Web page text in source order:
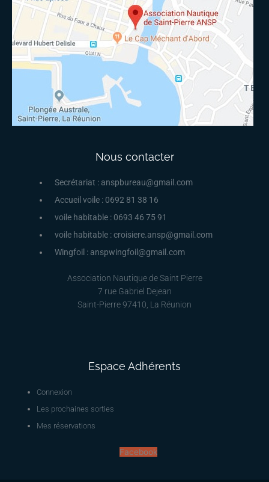
Nous contacter
Secrétariat : anspbureau@gmail.com
Accueil voile : 0692 81 38 16
voile habitable : 0693 46 75 91
voile habitable : croisiere.ansp@gmail.com
Wingfoil : anspwingfoil@gmail.com
Association Nautique de Saint Pierre
7 rue Gabriel Dejean
Saint-Pierre 97410, La Réunion
Espace Adhérents
Connexion
Les prochaines sorties
Mes réservations
Facebook